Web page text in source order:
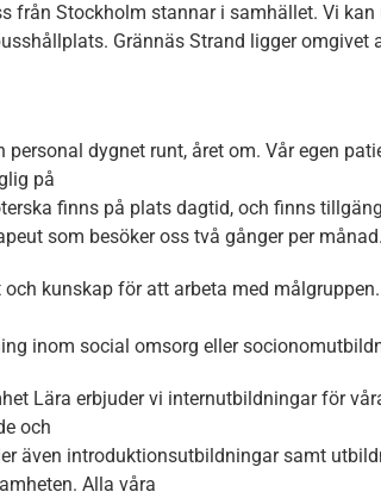
från Stockholm stannar i samhället. Vi
Grännäs Strand ligger omgivet
personal dygnet runt, året om. Vår egen
på
finns på plats dagtid, och finns
som besöker oss två gånger per
kunskap för att arbeta med
inom social omsorg eller
Lära erbjuder vi internutbildningar för
och
även introduktionsutbildningar samt
Alla våra
Statistik
För att vi ska
funktionalitet
uppbyggnad,
baserat på
hur
används.
hemsida ska
bra som
möjligt under